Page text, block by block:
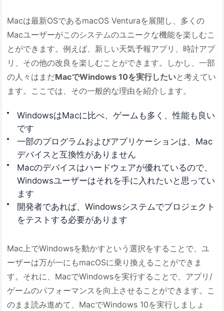
Macは最新OSであるmacOS Venturaを展開し、多くの
Macユーザーがこのシステムのユニークな機能を楽しむこ
とができます。例えば、新しい天気予報アプリ、時計アプ
リ、その他の改良を楽しむことができます。しかし、一部
の人々はまだMacでWindows 10を実行したいと考えてい
ます。ここでは、その一般的な理由を紹介します。
WindowsはMacに比べ、ゲームも多く、性能も良い
です
一部のプログラムおよびアプリケーションは、Mac
デバイスと互換性がありません
Macのデバイスはハードウェアが優れているので、
Windowsユーザーはそれを手に入れたいと思ってい
ます
開発者であれば、Windowsシステムでプロジェクト
をテストする必要があります
Mac上でWindowsを動かすという選択をすることで、ユ
ーザーは万が一にもmacOSに乗り換えることができま
す。それに、MacでWindowsを実行することで、アプリ/
ゲームのパフォーマンスを向上させることができます。こ
のまま読み進めて、MacでWindows 10を実行しましょ